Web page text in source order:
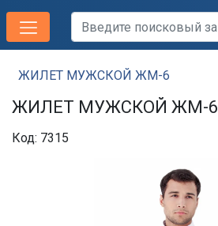
ЖИЛЕТ МУЖСКОЙ ЖМ-6
ЖИЛЕТ МУЖСКОЙ ЖМ-6
Код: 7315